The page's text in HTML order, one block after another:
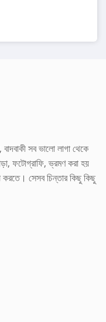
সব ভালো লাগা থেকে
ফটোগ্রাফি, ভ্রমণ করা হয়
সেসব চিন্তার কিছু কিছু